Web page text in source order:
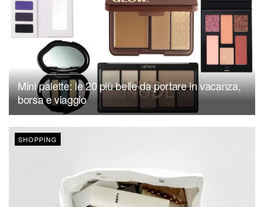
Mini palette: le 20 più belle da portare in vacanza,
borsa e viaggio
SHOPPING